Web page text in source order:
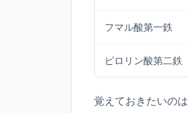
フマル酸第一鉄
ピロリン酸第二鉄
覚えておきたいのは